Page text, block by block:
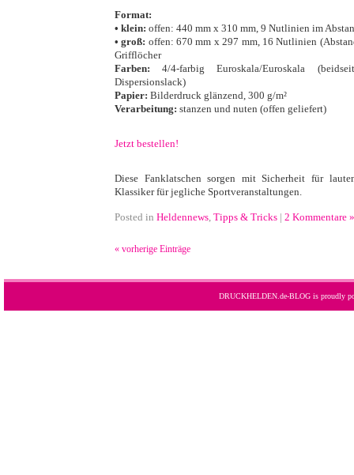
Format:
• klein: offen: 440 mm x 310 mm, 9 Nutlinien im
•groß: offen: 670 mm x 297 mm, 16 Nutlinien
Grifflöcher
Farben: 4/4-farbig Euroskala/Euroskala
Dispersionslack)
Papier: Bilderdruck glänzend, 300 g/m²
Verarbeitung: stanzen und nuten (offen geliefert)
Jetzt bestellen!
Diese Fanklatschen sorgen mit Sicherheit für
Klassiker für jegliche Sportveranstaltungen.
Posted in Heldennews, Tipps & Tricks | 2 Kommentare »
« vorherige Einträge
DRUCKHELDEN.de-BLOG is proudly